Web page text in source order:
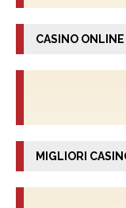
CASINO ONLINE
MIGLIORI